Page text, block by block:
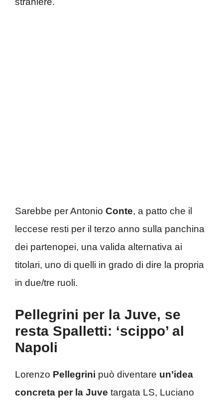
Sarebbe per Antonio Conte, a patto che il
leccese resti per il terzo anno sulla panchina
dei partenopei, una valida alternativa ai
titolari, uno di quelli in grado di dire la propria
in due/tre ruoli.
Pellegrini per la Juve, se
resta Spalletti: ‘scippo’ al
Napoli
Lorenzo Pellegrini può diventare un’idea
concreta per la Juve targata LS, Luciano